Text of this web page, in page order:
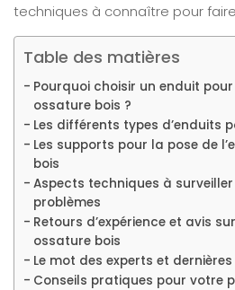
techniques à connaître pour
Table des matières
Pourquoi choisir un enduit
ossature bois ?
Les différents types d’enduits
Les supports pour la pose de
bois
Aspects techniques à
problèmes
Retours d’expérience et avis
ossature bois
Le mot des experts et
Conseils pratiques pour votre